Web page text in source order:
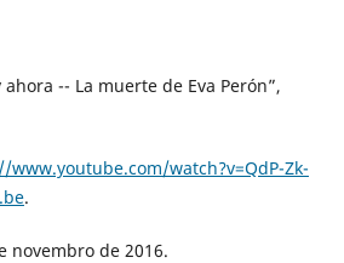
-- La muerte de Eva Perón”,
www.youtube.com/watch?v=QdP-Zk-
.
novembro de 2016.